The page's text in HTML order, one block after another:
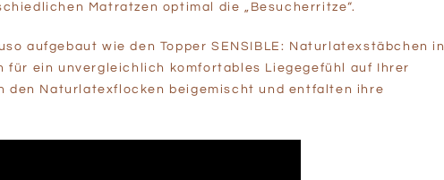
Matratzen optimal die „Besucherritze“.
aufgebaut wie den Topper SENSIBLE: Naturlatexstäbchen in
für ein unvergleichlich komfortables Liegegefühl auf Ihrer
den Naturlatexflocken beigemischt und entfalten ihre